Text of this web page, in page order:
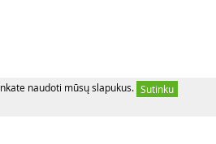
naudoti mūsų slapukus. Sutinku